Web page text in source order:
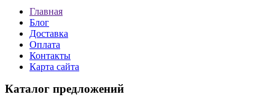
Главная
Блог
Доставка
Оплата
Контакты
Карта сайта
Каталог предложений